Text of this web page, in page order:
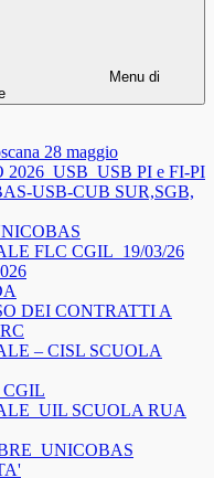
Menu di
28 maggio
PI e FI-PI
USB-CUB SUR,SGB,
FLC CGIL_19/03/26
DEI CONTRATTI A
– CISL SCUOLA
CGIL
SCUOLA RUA